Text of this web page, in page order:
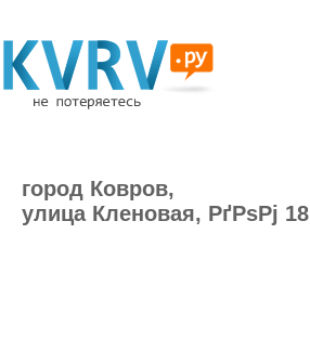
город Ковров,
улица Кленовая, РґРѕРј 18